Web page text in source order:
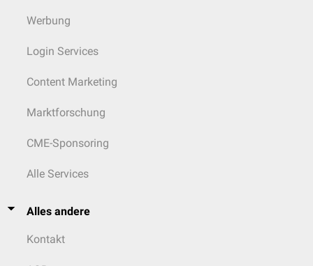
Werbung
Login Services
Content Marketing
Marktforschung
CME-Sponsoring
Alle Services
Alles andere
Kontakt